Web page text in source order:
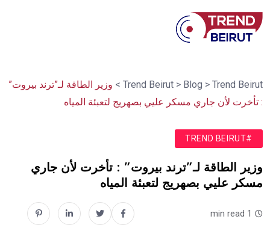
Trend Beirut > Blog > Trend Beirut
> وزير الطاقة لـ”ترند بيروت”‬⁩
: تأخرت لأن جاري مسكر عليي بصهريج لتعبئة المياه
#TREND BEIRUT
وزير الطاقة لـ”ترند بيروت”‬⁩ : تأخرت لأن جاري
مسكر عليي بصهريج لتعبئة المياه
1 min read